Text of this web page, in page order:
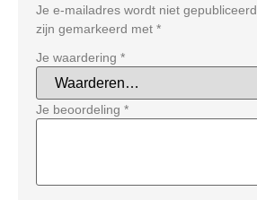
Je e-mailadres wordt niet gepubliceerd.
zijn gemarkeerd met *
Je waardering *
Je beoordeling *